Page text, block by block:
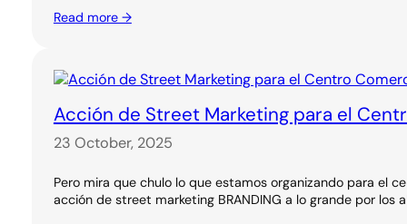
Read more →
Acción de Street Marketing para el
23 October, 2025
Pero mira que chulo lo que estamos organizando para el
acción de street marketing BRANDING a lo grande por